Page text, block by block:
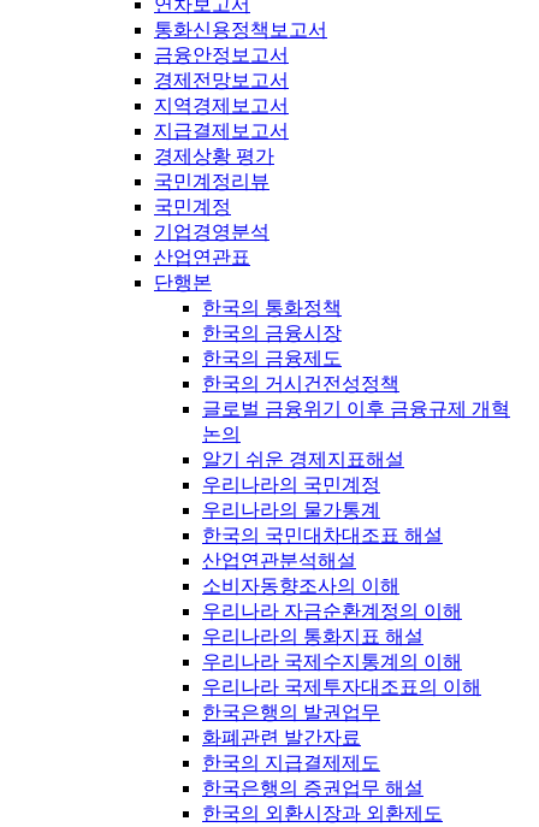
연차보고서
통화신용정책보고서
금융안정보고서
경제전망보고서
지역경제보고서
지급결제보고서
경제상황 평가
국민계정리뷰
국민계정
기업경영분석
산업연관표
단행본
한국의 통화정책
한국의 금융시장
한국의 금융제도
한국의 거시건전성정책
글로벌 금융위기 이후 금융규제 개혁
논의
알기 쉬운 경제지표해설
우리나라의 국민계정
우리나라의 물가통계
한국의 국민대차대조표 해설
산업연관분석해설
소비자동향조사의 이해
우리나라 자금순환계정의 이해
우리나라의 통화지표 해설
우리나라 국제수지통계의 이해
우리나라 국제투자대조표의 이해
한국은행의 발권업무
화폐관련 발간자료
한국의 지급결제제도
한국은행의 증권업무 해설
한국의 외환시장과 외환제도